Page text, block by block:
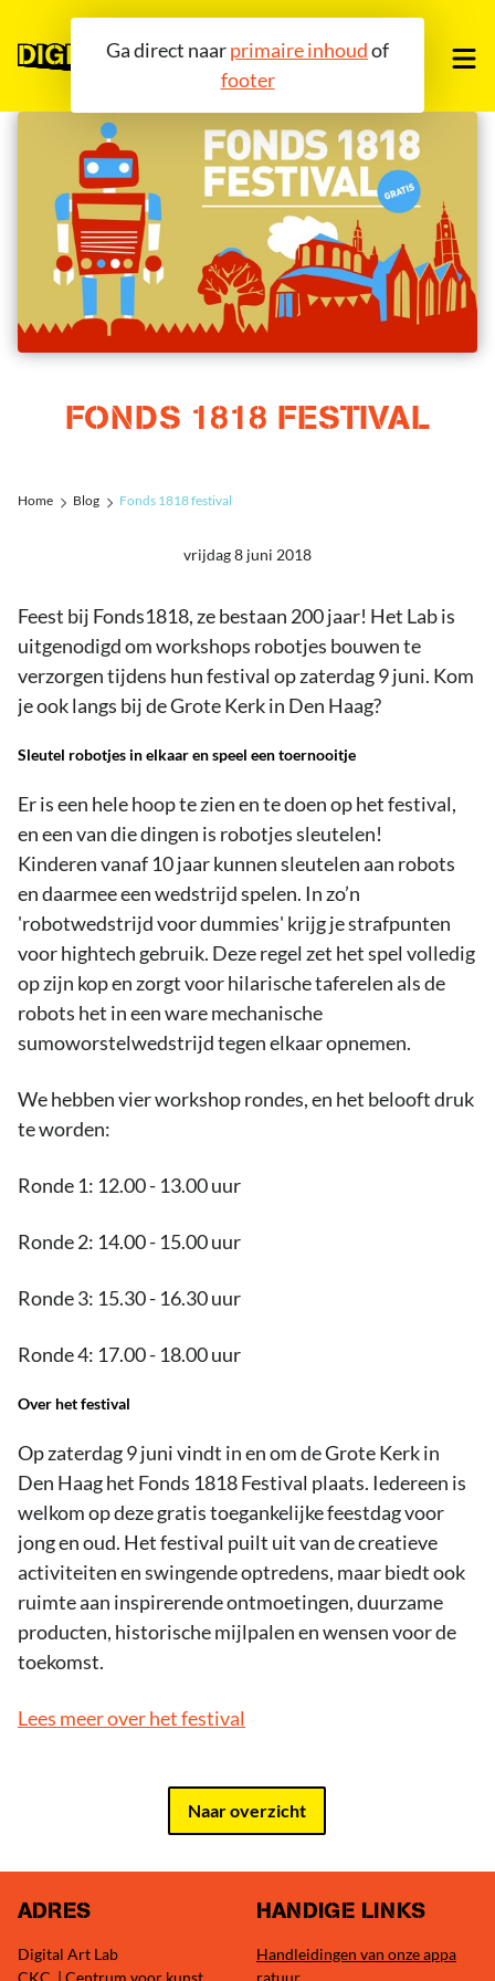
Ga direct naarprimaire inhoudof
footer
OVER ONS
TOOLS
COMMUNITY
AGENDA
BLOG
FONDS 1818 FESTIVAL
Home Blog Fonds 1818 festival
vrijdag 8 juni 2018
Feest bij Fonds1818, ze bestaan 200 jaar! Het Lab is
uitgenodigd om workshops robotjes bouwen te
verzorgen tijdens hun festival op zaterdag 9 juni. Kom
je ook langs bij de Grote Kerk in Den Haag?
Sleutel robotjes in elkaar en speel een toernooitje
Er is een hele hoop te zien en te doen op het festival,
en een van die dingen is robotjes sleutelen!
Kinderen vanaf 10 jaar kunnen sleutelen aan robots
en daarmee een wedstrijd spelen. In zo’n
'robotwedstrijd voor dummies' krijg je strafpunten
voor hightech gebruik. Deze regel zet het spel volledig
op zijn kop en zorgt voor hilarische taferelen als de
robots het in een ware mechanische
sumoworstelwedstrijd tegen elkaar opnemen.
We hebben vier workshop rondes, en het belooft druk
te worden:
Ronde 1: 12.00 - 13.00 uur
Ronde 2: 14.00 - 15.00 uur
Ronde 3: 15.30 - 16.30 uur
Ronde 4: 17.00 - 18.00 uur
Over het festival
Op zaterdag 9 juni vindt in en om de Grote Kerk in
Den Haag het Fonds 1818 Festival plaats. Iedereen is
welkom op deze gratis toegankelijke feestdag voor
jong en oud. Het festival puilt uit van de creatieve
activiteiten en swingende optredens, maar biedt ook
ruimte aan inspirerende ontmoetingen, duurzame
producten, historische mijlpalen en wensen voor de
toekomst.
Lees meer over het festival
Naar overzicht
ADRES
Digital Art Lab
CKC | Centrum voor kunst
HANDIGE LINKS
Handleidingen van onze appa
ratuur